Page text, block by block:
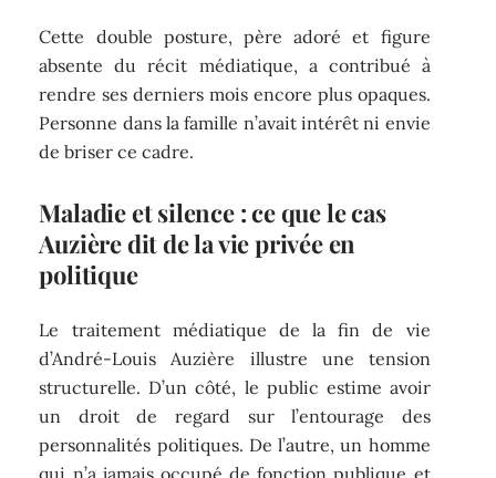
Cette double posture, père adoré et figure
absente du récit médiatique, a contribué à
rendre ses derniers mois encore plus opaques.
Personne dans la famille n’avait intérêt ni envie
de briser ce cadre.
Maladie et silence : ce que le cas
Auzière dit de la vie privée en
politique
Le traitement médiatique de la fin de vie
d’André-Louis Auzière illustre une tension
structurelle. D’un côté, le public estime avoir
un droit de regard sur l’entourage des
personnalités politiques. De l’autre, un homme
qui n’a jamais occupé de fonction publique et